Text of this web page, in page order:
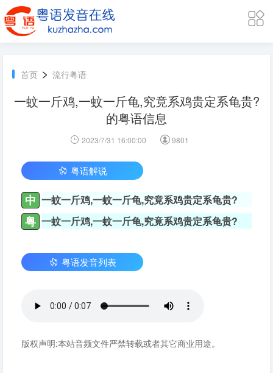
首页 > 流行粤语
一蚊一斤鸡,一蚊一斤龟,究竟系鸡贵定系龟贵?
的粤语信息
2023/7/31 16:00:00 9801
粤语解说
中 一蚊一斤鸡,一蚊一斤龟,究竟系鸡贵定系龟贵?
粤 一蚊一斤鸡,一蚊一斤龟,究竟系鸡贵定系龟贵?
粤语发音列表
版权声明:本站音频文件严禁转载或者其它商业用途。